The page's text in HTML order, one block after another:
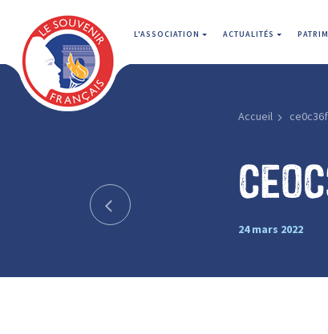
L'ASSOCIATION ACTUALITÉS
Accueil
24 mars 2022